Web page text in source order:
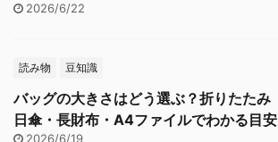
2026/6/22
読み物 豆知識
バッグの大きさはどう選ぶ？折りたたみ
日傘・長財布・A4ファイルでわかる目安
2026/6/19